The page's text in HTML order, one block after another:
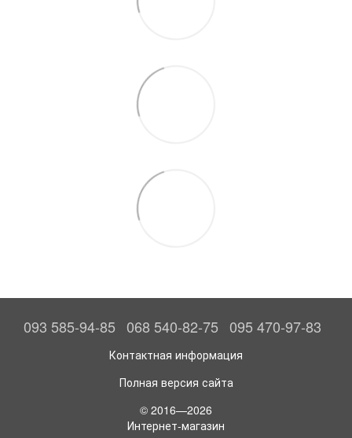
093 585-94-85 068 540-82-75 095 470-97-83
Контактная информация
Полная версия сайта
© 2016—2026
Интернет-магазин